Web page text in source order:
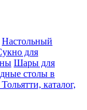
Настольный
для
Шары для
столы в
каталог,